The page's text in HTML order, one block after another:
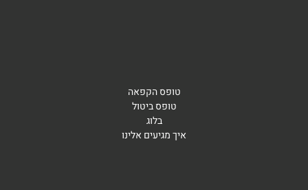
טופס הקפאה
טופס ביטול
בלוג
איך מגיעים אלינו